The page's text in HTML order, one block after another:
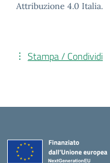
Attribuzione 4.0 Italia.
Stampa / Condividi